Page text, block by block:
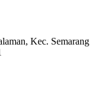
Kec. Semarang